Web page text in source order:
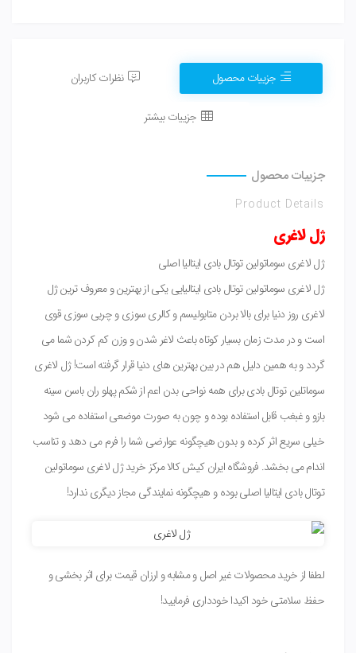
جزییات محصول نظرات کاربران
جزییات بیشتر
جزییات محصول
Product Details
ژل لاغری
ژل لاغری سوماتولین توتال بادی ایتالیا اصلی
ژل لاغری سوماتولین توتال بادی ایتالیایی یکی از بهترین و معروف ترین ژل
لاغری روز دنیا برای بالا بردن متابولیسم و کالری سوزی و چربی سوزی قوی
است و در مدت زمان بسیار کوتاه باعث لاغر شدن و وزن کم کردن شما می
گردد و به همین دلیل هم در بین بهترین های دنیا قرار گرفته است! ژل لاغری
سوماتلین توتال بادی برای همه نواحی بدن اعم از شکم پهلو ران باسن سینه
بازو و غبغب قابل استفاده بوده و چون به صورت موضعی استفاده می شود
خیلی سریع اثر کرده و بدون هیچگونه عوارضی شما را فرم می دهد و تناسب
اندام می بخشد. فروشگاه ایران کیش کالا مرکز خرید ژل لاغری سوماتولین
توتال بادی ایتالیا اصلی بوده و هیچگونه نمایندگی مجاز دیگری ندارد!
لطفا از خرید محصولات غیر اصل و مشابه و ارزان قیمت برای اثر بخشی و
حفظ سلامتی خود اکیدا خودداری فرمایید!